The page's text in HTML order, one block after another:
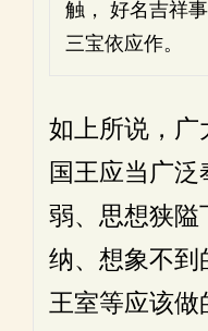
触， 好名吉祥事
三宝依应作。
如上所说，广
国王应当广
弱、思想狭隘
纳、想象不到
王室等应该做